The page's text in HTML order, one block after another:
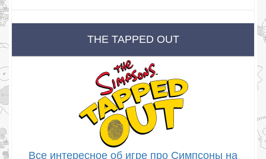
THE TAPPED OUT
Все интересное об игре про Симпсоны на